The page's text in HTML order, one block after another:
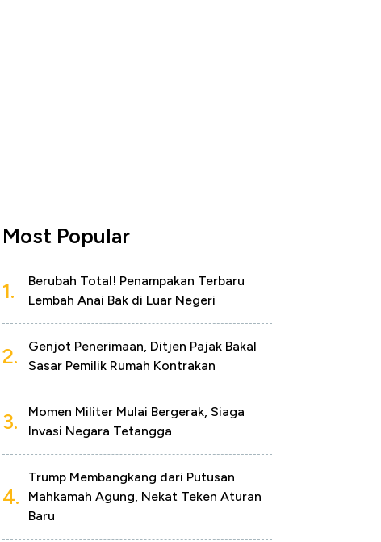
Most Popular
1.
Berubah Total! Penampakan Terbaru
Lembah Anai Bak di Luar Negeri
2.
Genjot Penerimaan, Ditjen Pajak Bakal
Sasar Pemilik Rumah Kontrakan
3.
Momen Militer Mulai Bergerak, Siaga
Invasi Negara Tetangga
4.
Trump Membangkang dari Putusan
Mahkamah Agung, Nekat Teken Aturan
Baru